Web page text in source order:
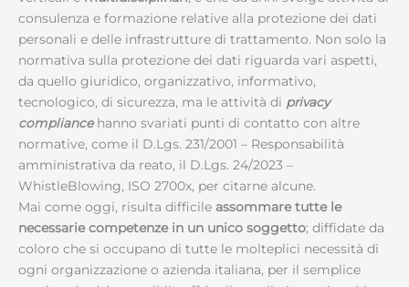
consulenza e formazione relative alla protezione dei dati
personali e delle infrastrutture di trattamento. Non solo la
normativa sulla protezione dei dati riguarda vari aspetti,
da quello giuridico, organizzativo, informativo,
tecnologico, di sicurezza, ma le attività di privacy
compliancehanno svariati punti di contatto con altre
normative, come il D.Lgs. 231/2001 – Responsabilità
amministrativa da reato, il D.Lgs. 24/2023 –
WhistleBlowing, ISO 2700x, per citarne alcune.
Mai come oggi, risulta difficile assommare tutte le
necessarie competenze in un unico soggetto; diffidate da
coloro che si occupano di tutte le molteplici necessità di
ogni organizzazione o azienda italiana, per il semplice